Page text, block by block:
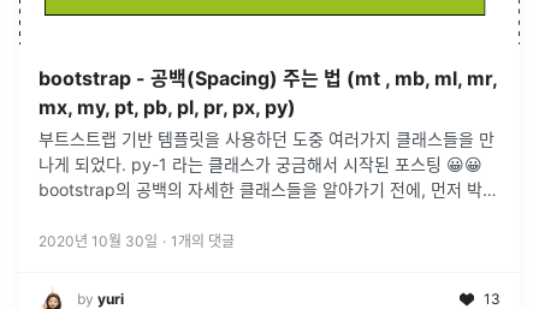
bootstrap - 공백(Spacing) 주는 법 (mt , mb, ml, mr,
mx, my, pt, pb, pl, pr, px, py)
부트스트랩 기반 템플릿을 사용하던 도중 여러가지 클래스들을 만
나게 되었다. py-1 라는 클래스가 궁금해서 시작된 포스팅 😀😀
bootstrap의 공백의 자세한 클래스들을 알아가기 전에, 먼저 박스
은...
2020년 10월 30일 · 1 개의 댓글
by yuri 13